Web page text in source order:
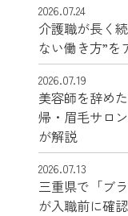
2026.07.24
介護職が長く
ない働き方”を
2026.07.19
美容師を辞め
帰・眉毛サロ
が解説
2026.07.13
三重県で「ブ
が入職前に確